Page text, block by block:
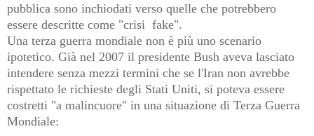
pubblica sono inchiodati verso quelle che potrebbero
essere descritte come "crisi fake".
Una terza guerra mondiale non è più uno scenario
ipotetico. Già nel 2007 il presidente Bush aveva lasciato
intendere senza mezzi termini che se l'Iran non avrebbe
rispettato le richieste degli Stati Uniti, si poteva essere
costretti "a malincuore" in una situazione di Terza Guerra
Mondiale: